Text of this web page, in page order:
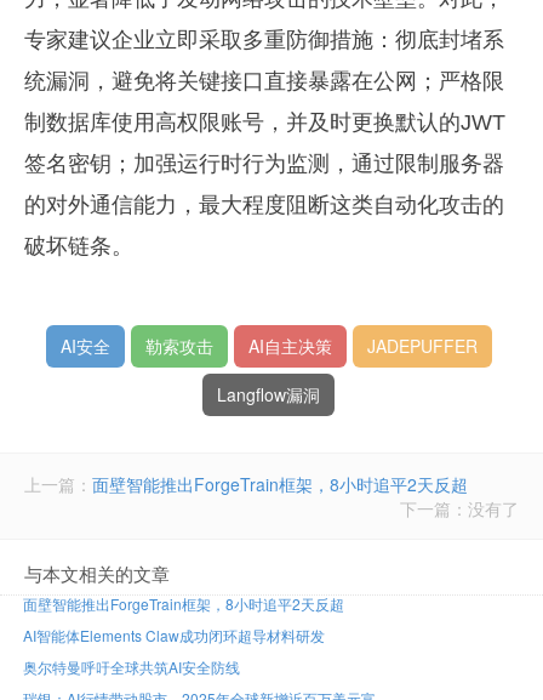
专家建议企业立即采取多重防御措施：彻底封堵系
统漏洞，避免将关键接口直接暴露在公网；严格限
制数据库使用高权限账号，并及时更换默认的JWT
签名密钥；加强运行时行为监测，通过限制服务器
的对外通信能力，最大程度阻断这类自动化攻击的
破坏链条。
AI安全 勒索攻击 AI自主决策
JADEPUFFER
Langflow漏洞
上一篇： 面壁智能推出ForgeTrain框架，8小时追平2天反超
下一篇：没有了
与本文相关的文章
面壁智能推出ForgeTrain框架，8小时追平2天反超
AI智能体Elements Claw成功闭环超导材料研发
奥尔特曼呼吁全球共筑AI安全防线